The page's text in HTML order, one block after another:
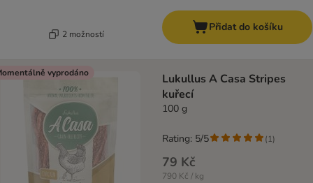
2 možností
Přidat do košíku
vyprodáno
Lukullus A Casa Stripes
kuřecí
100 g
79 Kč
790 Kč / kg
Rating: 5/5 (1)